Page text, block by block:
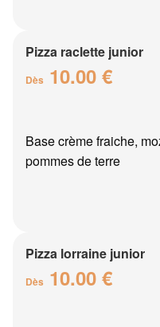
Pizza raclette junior
Dès 10.00 €
Base crème fraiche,
pommes de terre
Pizza lorraine junior
Dès 10.00 €